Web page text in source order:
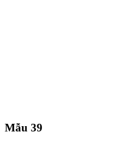
Mẫu 39